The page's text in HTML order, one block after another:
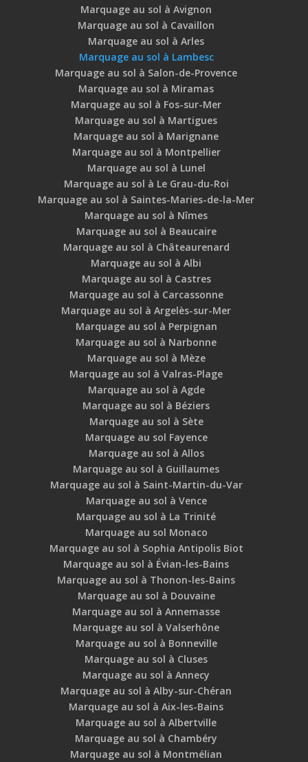
Marquage au sol à Avignon
Marquage au sol à Cavaillon
Marquage au sol à Arles
Marquage au sol à Lambesc
Marquage au sol à Salon-de-Provence
Marquage au sol à Miramas
Marquage au sol à Fos-sur-Mer
Marquage au sol à Martigues
Marquage au sol à Marignane
Marquage au sol à Montpellier
Marquage au sol à Lunel
Marquage au sol à Le Grau-du-Roi
Marquage au sol à Saintes-Maries-de-la-Mer
Marquage au sol à Nîmes
Marquage au sol à Beaucaire
Marquage au sol à Châteaurenard
Marquage au sol à Albi
Marquage au sol à Castres
Marquage au sol à Carcassonne
Marquage au sol à Argelès-sur-Mer
Marquage au sol à Perpignan
Marquage au sol à Narbonne
Marquage au sol à Mèze
Marquage au sol à Valras-Plage
Marquage au sol à Agde
Marquage au sol à Béziers
Marquage au sol à Sète
Marquage au sol Fayence
Marquage au sol à Allos
Marquage au sol à Guillaumes
Marquage au sol à Saint-Martin-du-Var
Marquage au sol à Vence
Marquage au sol à La Trinité
Marquage au sol Monaco
Marquage au sol à Sophia Antipolis Biot
Marquage au sol à Évian-les-Bains
Marquage au sol à Thonon-les-Bains
Marquage au sol à Douvaine
Marquage au sol à Annemasse
Marquage au sol à Valserhône
Marquage au sol à Bonneville
Marquage au sol à Cluses
Marquage au sol à Annecy
Marquage au sol à Alby-sur-Chéran
Marquage au sol à Aix-les-Bains
Marquage au sol à Albertville
Marquage au sol à Chambéry
Marquage au sol à Montmélian